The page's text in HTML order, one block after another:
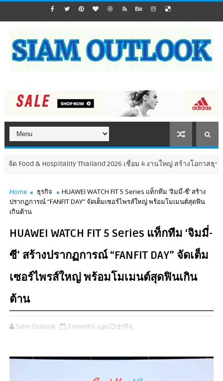
Thailand 2026 เชื่อม 4 งานใหญ่ สร้างโอกาสธุรกิจครบวงจร
Home ธุรกิจ
HUAWEI WATCH FIT 5 Series แท็กทีม ‘จิมมี่-ซี’ สร้าง
ปรากฏการณ์ “FANFIT DAY” จัดเต็มเซอร์ไพรส์ใหญ่ พร้อมโมเมนต์สุดฟิน
เกินต้าน
HUAWEI WATCH FIT 5 Series แท็กทีม ‘จิมมี่-
ซี’ สร้างปรากฏการณ์ “FANFIT DAY” จัดเต็ม
เซอร์ไพรส์ใหญ่ พร้อมโมเมนต์สุดฟินเกิน
ต้าน
Siam Outlook 3 months ago ธุรกิจ,